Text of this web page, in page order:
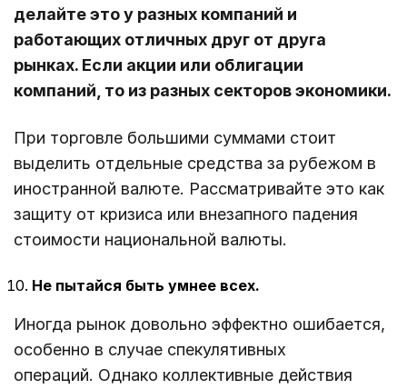
делайте это у разных компаний и
работающих отличных друг от друга
рынках. Если акции или облигации
компаний, то из разных секторов экономики.
При торговле большими суммами стоит
выделить отдельные средства за рубежом в
иностранной валюте. Рассматривайте это как
защиту от кризиса или внезапного падения
стоимости национальной валюты.
Не пытайся быть умнее всех.
Иногда рынок довольно эффектно ошибается,
особенно в случае спекулятивных
операций. Однако коллективные действия